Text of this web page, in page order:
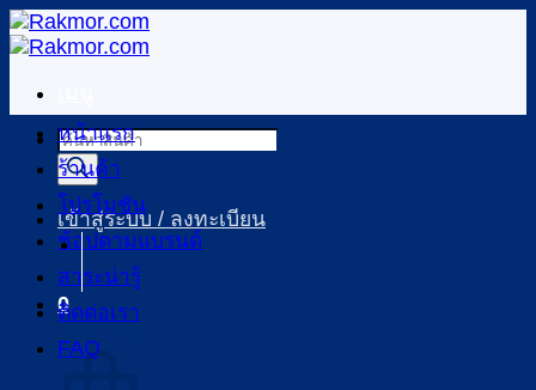
ข้าม
ไป
เนื้อหา
Products
search
เข้าสู่ระบบ / ลงทะเบียน
0
หน้าแรก
ร้านค้า
โปรโมชัน
ช้อปตามแบรนด์
สาระน่ารู้
ติดต่อเรา
FAQ